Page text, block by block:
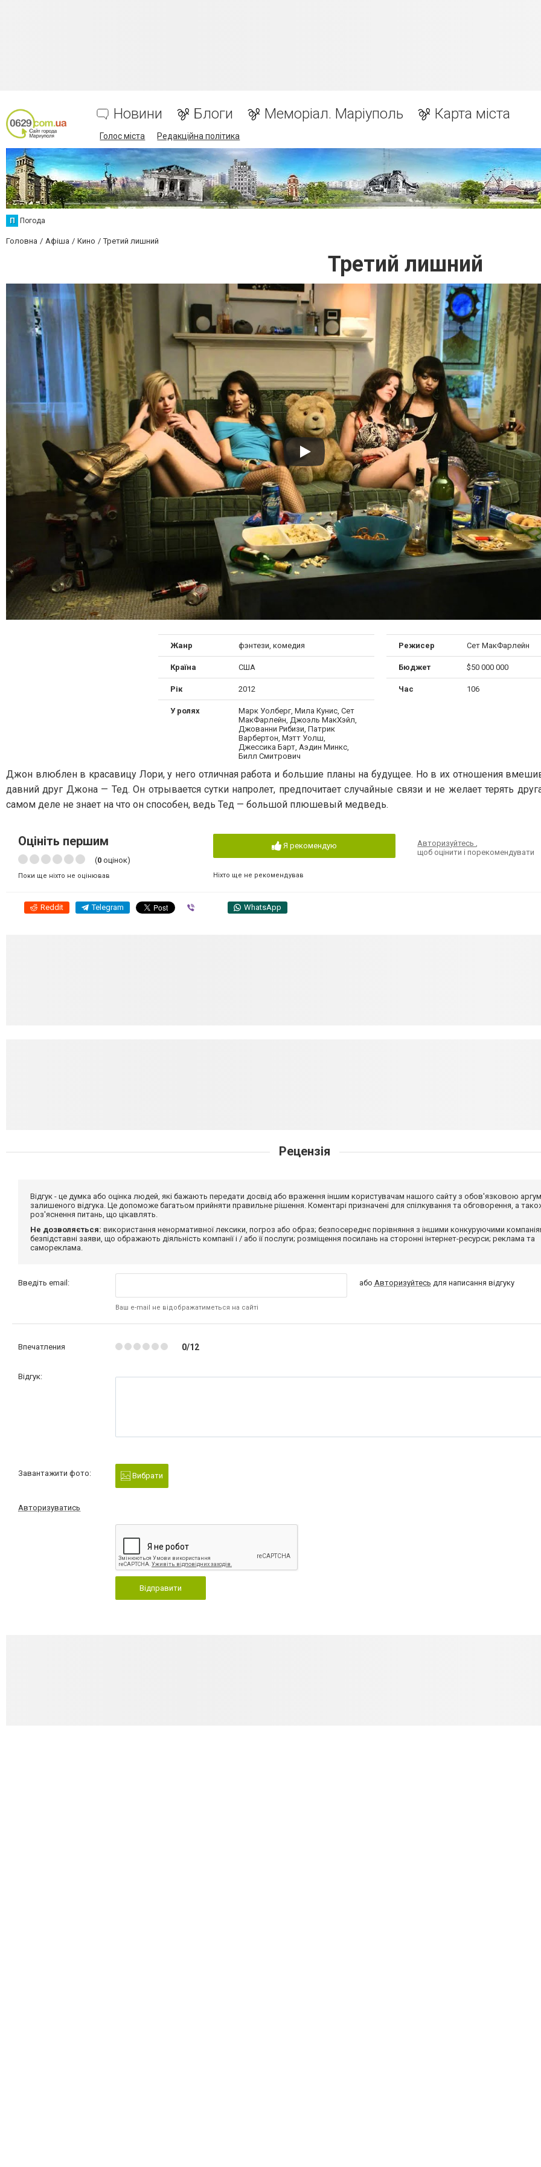
Новини Блоги Меморіал. Маріуполь Карта міста
Голос міста Редакційна політика
П Погода
Головна Афіша Кино Третий лишний
Третий лишний
Жанр фэнтези, комедия
Країна США
Рік 2012
У ролях
Марк Уолберг, Мила Кунис, Сет
МакФарлейн, Джоэль МакХэйл,
Джованни Рибизи, Патрик
Варбертон, Мэтт Уолш,
Джессика Барт, Аэдин Минкс,
Билл Смитрович
Режисер Сет МакФарлейн
Бюджет $50 000 000
Час 106
Джон влюблен в красавицу Лори, у него отличная работа и большие планы на будущее. Но в их отношения
давний друг Джона — Тед. Он отрывается сутки напролет, предпочитает случайные связи и не желает терять
самом деле не знает на что он способен, ведь Тед — большой плюшевый медведь.
Оцініть першим
(0 оцінок)
Поки ще ніхто не оцінював
Я рекомендую
Ніхто ще не рекомендував
Авторизуйтесь
щоб оцінити і порекомендувати
Reddit Telegram WhatsApp
Рецензія
Відгук - це думка або оцінка людей, які бажають передати досвід або враження іншим користувачам нашого сайту з обов'язковою
залишеного відгука. Це допоможе багатьом прийняти правильне рішення. Коментарі призначені для спілкування та обговорення, а
роз'яснення питань, що цікавлять.
Не дозволяється: використання ненормативної лексики, погроз або образ; безпосереднє порівняння з іншими конкуруючими
безпідставні заяви, що ображають діяльність компанії і / або її послуги; розміщення посилань на сторонні інтернет-ресурси; реклама та
самореклама.
Введіть email:
Ваш e-mail не відображатиметься на сайті
або Авторизуйтесь для написання відгуку
Впечатления 0/12
Відгук:
Завантажити фото: Вибрати
Авторизуватись
Відправити